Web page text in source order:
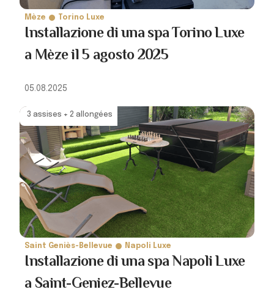
Mèze Torino Luxe
Installazione di una spa Torino Luxe
a Mèze il 5 agosto 2025
05.08.2025
3 assises + 2 allongées
Saint Geniès-Bellevue Napoli Luxe
Installazione di una spa Napoli Luxe
a Saint-Geniez-Bellevue